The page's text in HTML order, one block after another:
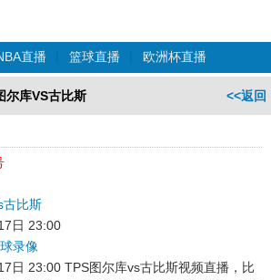
直播 | 篮球直播 | 欧洲杯直播
<<返回
尔库VS古比斯
古比斯
日 23:00
录像
日 23:00 TPS图尔库vs古比斯视频直播，比